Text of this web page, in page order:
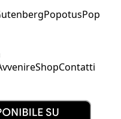
PopotusPop
ShopContatti